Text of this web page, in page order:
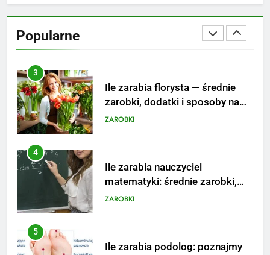
Popularne
poznaj średnie zarobki na tym
3
Ile zarabia florysta — średnie
zarobki, dodatki i sposoby na
podwyżkę
ZAROBKI
4
Ile zarabia nauczyciel
matematyki: średnie zarobki,
dodatki i perspektywy
ZAROBKI
5
Ile zarabia podolog: poznajmy